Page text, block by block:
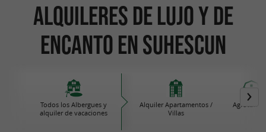
Alquileres de Lujo y de
Encanto en Suhescun
Todos los Albergues y
alquiler de vacaciones
Alquiler Apartamentos /
Villas